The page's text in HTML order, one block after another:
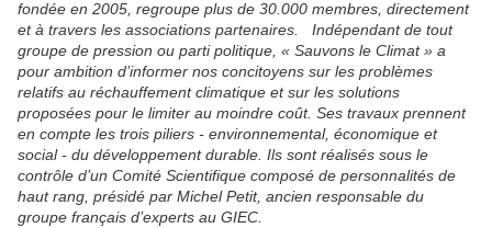
fondée en 2005, regroupe plus de 30.000 membres, directement
et à travers les associations partenaires. Indépendant de tout
groupe de pression ou parti politique, « Sauvons le Climat » a
pour ambition d’informer nos concitoyens sur les problèmes
relatifs au réchauffement climatique et sur les solutions
proposées pour le limiter au moindre coût. Ses travaux prennent
en compte les trois piliers - environnemental, économique et
social - du développement durable. Ils sont réalisés sous le
contrôle d’un Comité Scientifique composé de personnalités de
haut rang, présidé par Michel Petit, ancien responsable du
groupe français d’experts au GIEC.